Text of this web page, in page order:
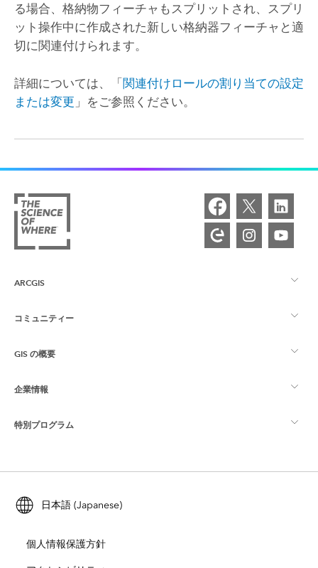
る場合、格納物フィーチャもスプリットされ、スプリ
ット操作中に作成された新しい格納器フィーチャと適
切に関連付けられます。
詳細については、「関連付けロールの割り当ての設定
または変更 」をご参照ください。
ARCGIS
ArcGIS の概要
マッピング
コミュニティー
Esri Community
ArcGIS ブログ
ユーザー調査およびテスト
Esri Young Professionals Network
GIS の概要
GIS とは
ロケーション インテリジェンス
トレーニング
ArcUser
ArcNews
企業情報
Esri について
採用情報
オープンビジョン
特別プログラム
ArcGIS for Student Use
自然保護
日本語 (Japanese)
個人情報保護方針